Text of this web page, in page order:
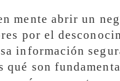
mente abrir un
por el
información
qué son